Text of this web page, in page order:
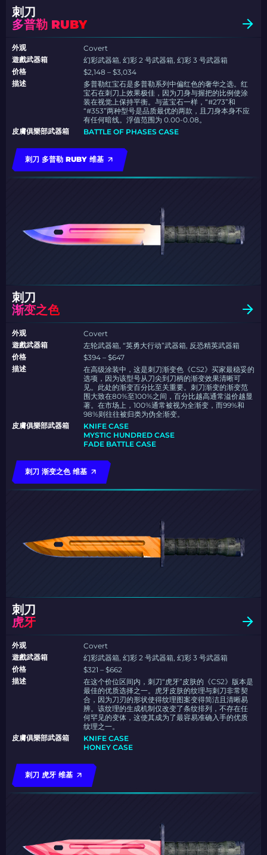
刺刀
多普勒 RUBY
外观
Covert
遊戲武器箱
幻彩武器箱, 幻彩 2 号武器箱, 幻彩 3 号武器箱
价格
$2,148 – $3,034
描述
多普勒红宝石是多普勒系列中偏红色的奢华之选。红
宝石在刺刀上效果极佳，因为刀身与握把的比例使涂
装在视觉上保持平衡。与蓝宝石一样，“#273”和
“#353”两种型号是品质最优的两款，且刀身本身不应
有任何暗线。浮值范围为 0.00-0.08。
皮膚俱樂部武器箱
BATTLE OF PHASES CASE
刺刀 多普勒 RUBY 维基
刺刀
渐变之色
外观
Covert
遊戲武器箱
左轮武器箱, “英勇大行动”武器箱, 反恐精英武器箱
价格
$394 – $647
描述
在高级涂装中，这是刺刀渐变色《CS2》买家最稳妥的
选项，因为该型号从刀尖到刀柄的渐变效果清晰可
见。此处的渐变百分比至关重要。刺刀渐变的渐变范
围大致在80%至100%之间，百分比越高通常溢价越显
著。在市场上，100%通常被视为全渐变，而99%和
98%则往往被归类为伪全渐变。
皮膚俱樂部武器箱
KNIFE CASE
MYSTIC HUNDRED CASE
FADE BATTLE CASE
刺刀 渐变之色 维基
刺刀
虎牙
外观
Covert
遊戲武器箱
幻彩武器箱, 幻彩 2 号武器箱, 幻彩 3 号武器箱
价格
$321 – $662
描述
在这个价位区间内，刺刀“虎牙”皮肤的《CS2》版本是
最佳的优质选择之一。虎牙皮肤的纹理与刺刀非常契
合，因为刀刃的形状使得纹理图案变得简洁且清晰易
辨。该纹理的生成机制仅改变了条纹排列，不存在任
何罕见的变体，这使其成为了最容易准确入手的优质
纹理之一。
皮膚俱樂部武器箱
KNIFE CASE
HONEY CASE
刺刀 虎牙 维基